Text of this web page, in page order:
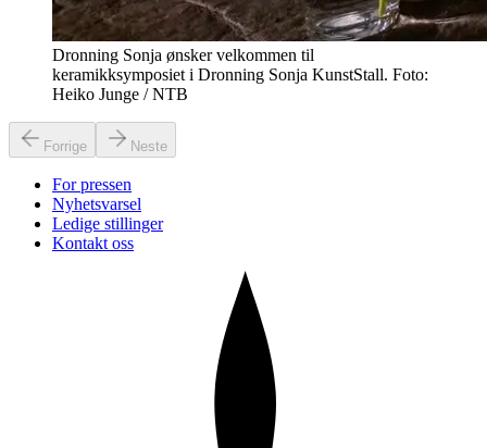
Dronning Sonja ønsker velkommen til
keramikksymposiet i Dronning Sonja KunstStall. Foto:
Heiko Junge / NTB
Forrige Neste
For pressen
Nyhetsvarsel
Ledige stillinger
Kontakt oss